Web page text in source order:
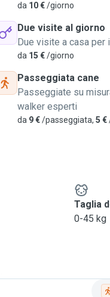
da 10 €/giorno
Due visite al giorno
Due visite a casa per
da 15 €/giorno
Passeggiata cane
Passeggiate su
walker esperti
da 9 €/passeggiata, 5 €
Taglia
0-45 kg